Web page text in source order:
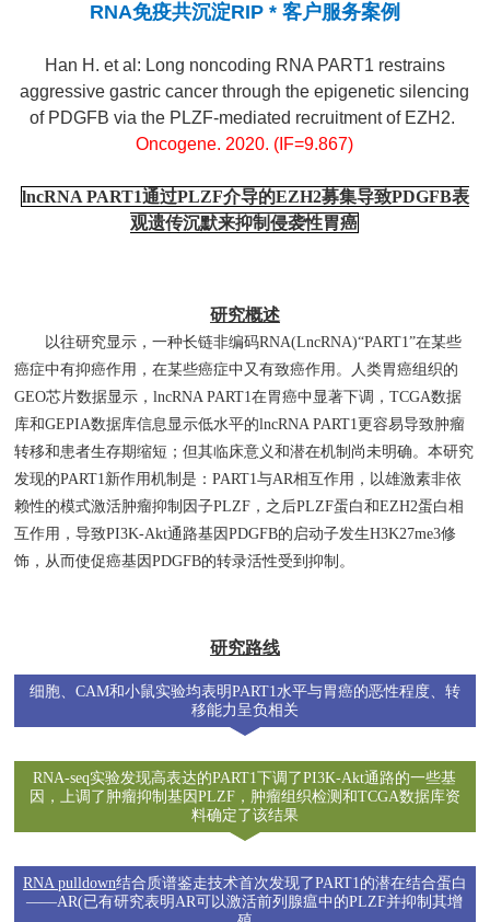
RNA免疫共沉淀RIP * 客户服务案例
Han H. et al: Long noncoding RNA PART1 restrains
aggressive gastric cancer through the epigenetic silencing
of PDGFB via the PLZF-mediated recruitment of EZH2.
Oncogene. 2020. (IF=9.867)
lncRNA PART1通过PLZF介导的EZH2募集导致PDGFB表
观遗传沉默来抑制侵袭性胃癌
研究概述
以往研究显示，一种长链非编码RNA(LncRNA)“PART1”在某些
癌症中有抑癌作用，在某些癌症中又有致癌作用。人类胃癌组织的
GEO芯片数据显示，lncRNA PART1在胃癌中显著下调，TCGA数据
库和GEPIA数据库信息显示低水平的lncRNA PART1更容易导致肿瘤
转移和患者生存期缩短；但其临床意义和潜在机制尚未明确。本研究
发现的PART1新作用机制是：PART1与AR相互作用，以雄激素非依
赖性的模式激活肿瘤抑制因子PLZF，之后PLZF蛋白和EZH2蛋白相
互作用，导致PI3K-Akt通路基因PDGFB的启动子发生H3K27me3修
饰，从而使促癌基因PDGFB的转录活性受到抑制。
研究路线
细胞、CAM和小鼠实验均表明PART1水平与胃癌的恶性程度、转
移能力呈负相关
RNA-seq实验发现高表达的PART1下调了PI3K-Akt通路的一些基
因，上调了肿瘤抑制基因PLZF，肿瘤组织检测和TCGA数据库资
料确定了该结果
RNA pulldown结合质谱鉴走技术首次发现了PART1的潜在结合蛋白
——AR(已有研究表明AR可以激活前列腺瘟中的PLZF并抑制其增